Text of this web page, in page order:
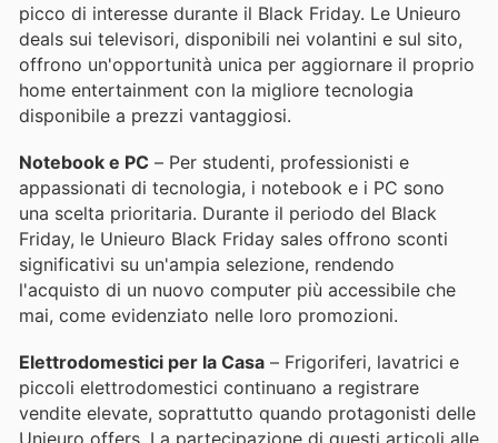
picco di interesse durante il Black Friday. Le Unieuro
deals sui televisori, disponibili nei volantini e sul sito,
offrono un'opportunità unica per aggiornare il proprio
home entertainment con la migliore tecnologia
disponibile a prezzi vantaggiosi.
Notebook e PC – Per studenti, professionisti e
appassionati di tecnologia, i notebook e i PC sono
una scelta prioritaria. Durante il periodo del Black
Friday, le Unieuro Black Friday sales offrono sconti
significativi su un'ampia selezione, rendendo
l'acquisto di un nuovo computer più accessibile che
mai, come evidenziato nelle loro promozioni.
Elettrodomestici per la Casa – Frigoriferi, lavatrici e
piccoli elettrodomestici continuano a registrare
vendite elevate, soprattutto quando protagonisti delle
Unieuro offers. La partecipazione di questi articoli alle